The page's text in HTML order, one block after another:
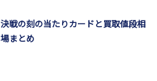
決戦の刻の当たりカードと買取値段相
場まとめ